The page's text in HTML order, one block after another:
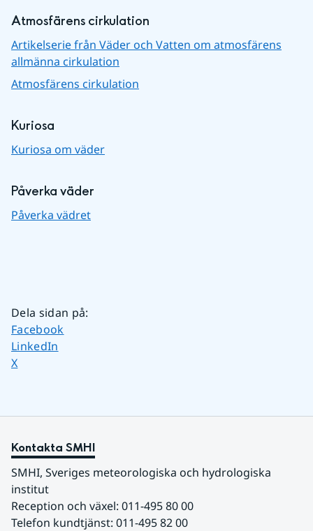
Atmosfärens cirkulation
Artikelserie från Väder och Vatten om atmosfärens
allmänna cirkulation
Atmosfärens cirkulation
Kuriosa
Kuriosa om väder
Påverka väder
Påverka vädret
Dela sidan på:
Dela sidan på
Facebook
Dela sidan på
LinkedIn
Dela sidan på
X
Kontakta SMHI
SMHI, Sveriges meteorologiska och hydrologiska
institut
Reception och växel: 011-495 80 00
Telefon kundtjänst: 011-495 82 00